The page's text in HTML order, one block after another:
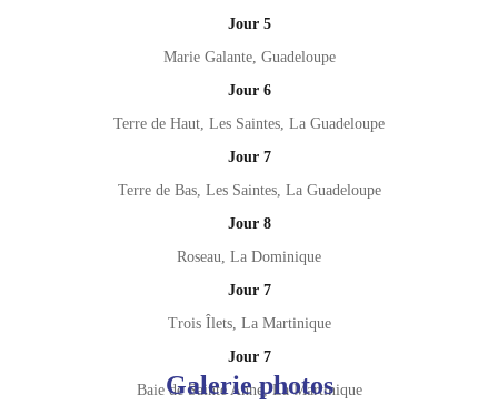
Jour 5
Marie Galante, Guadeloupe
Jour 6
Terre de Haut, Les Saintes, La Guadeloupe
Jour 7
Terre de Bas, Les Saintes, La Guadeloupe
Jour 8
Roseau, La Dominique
Jour 7
Trois Îlets, La Martinique
Jour 7
Baie de Sainte Anne, La Martinique
Galerie photos